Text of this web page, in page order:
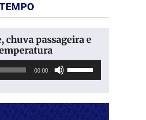
chuva passageira e
00:00
cima
ou